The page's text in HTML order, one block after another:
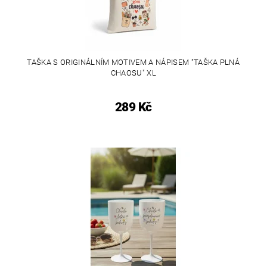
TAŠKA S ORIGINÁLNÍM MOTIVEM A NÁPISEM "TAŠKA PLNÁ
CHAOSU" XL
289 Kč